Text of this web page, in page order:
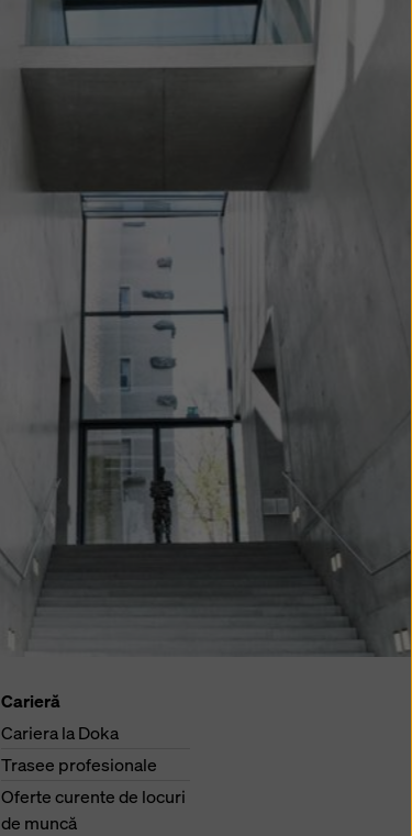
Carieră
Cariera la Doka
Trasee profesionale
Oferte curente de locuri
de muncă